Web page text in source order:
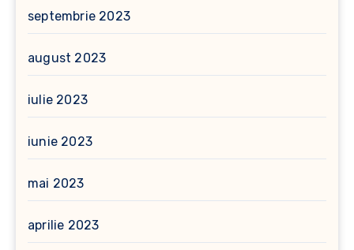
septembrie 2023
august 2023
iulie 2023
iunie 2023
mai 2023
aprilie 2023